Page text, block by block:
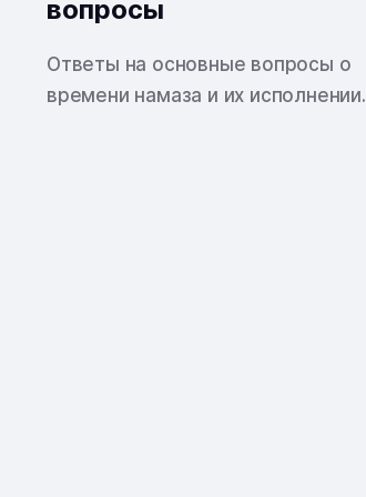
вопросы
Ответы на основные вопросы о
времени намаза и их исполнении.